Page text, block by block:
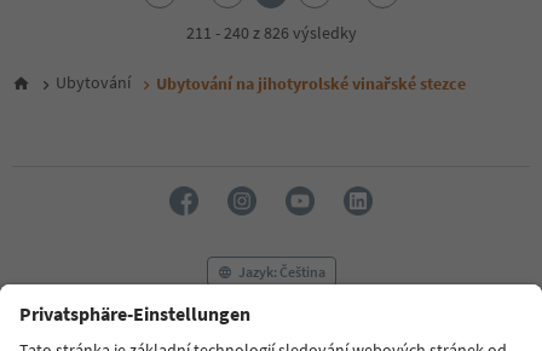
6
16
17
211 - 240 z 826 výsledky
Ubytování Ubytování na jihotyrolské vinařské stezce
Jazyk: Čeština
FAQ Kontaktujte nás Tisk MICE